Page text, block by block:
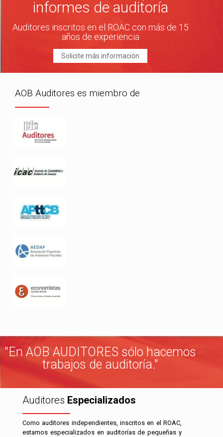
informes de auditoría
Auditores inscritos en el ROAC con más de 15
años de experiencia
Solicite más información
AOB Auditores es miembro de
"En AOB AUDITORES sólo hacemos
trabajos de auditoría."
Auditores Especializados
Como auditores independientes, inscritos en el ROAC,
estamos especializados en auditorías de pequeñas y